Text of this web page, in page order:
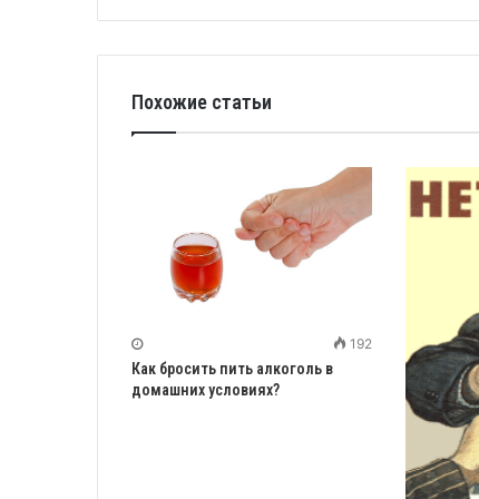
Похожие статьи
192
Как бросить пить алкоголь в
домашних условиях?